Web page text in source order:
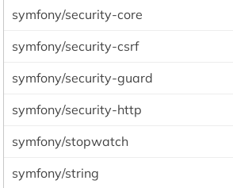
symfony/security-core
symfony/security-csrf
symfony/security-guard
symfony/security-http
symfony/stopwatch
symfony/string